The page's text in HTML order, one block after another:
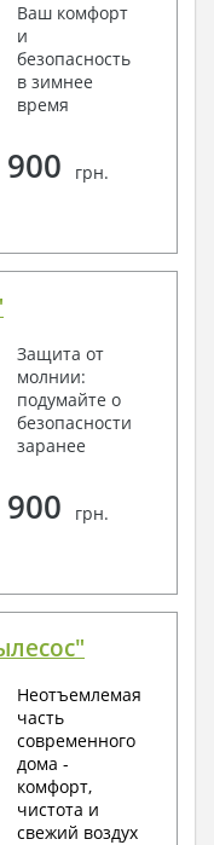
Ваш комфорт
и
безопасность
в зимнее
время
грн.
Защита от
молнии:
подумайте о
безопасности
заранее
грн.
Неотъемлемая
часть
современного
дома -
комфорт,
чистота и
свежий воздух